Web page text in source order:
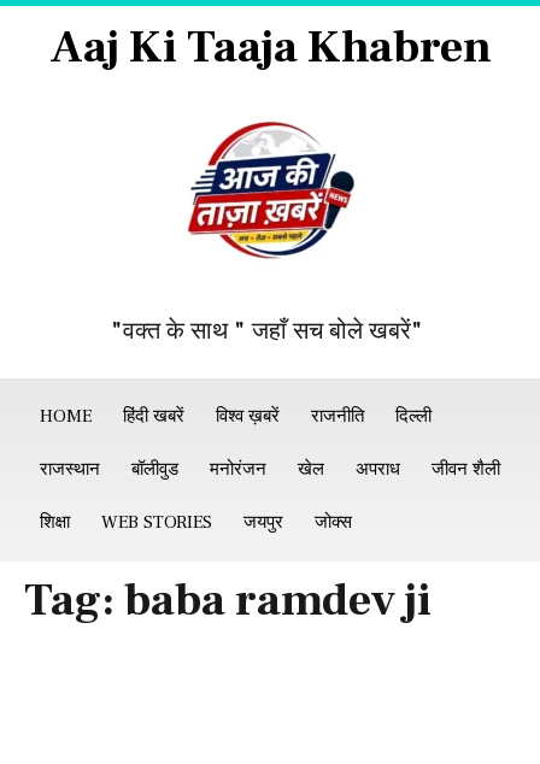
Aaj Ki Taaja Khabren
"वक्त के साथ " जहाँ सच बोले खबरें"
HOME हिंदी खबरें विश्व ख़बरें राजनीति दिल्ली
राजस्थान बॉलीवुड मनोरंजन खेल अपराध जीवन शैली
शिक्षा WEB STORIES जयपुर जोक्स
Tag: baba ramdev ji